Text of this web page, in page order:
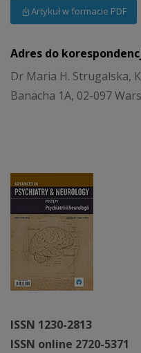
ISSN 1230-2813
ISSN online 2720-5371
Artykuł w formacie PDF
Adres do
Dr Maria H. Strugalska,
Banacha 1A, 02-097